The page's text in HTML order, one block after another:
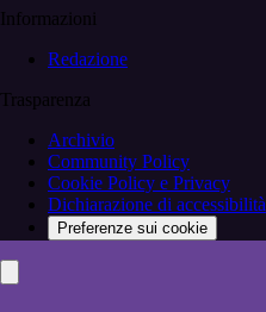
Informazioni
Redazione
Trasparenza
Archivio
Community Policy
Cookie Policy e Privacy
Dichiarazione di accessibilità
Preferenze sui cookie